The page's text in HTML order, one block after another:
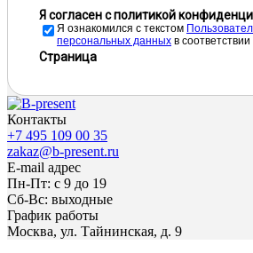
Я согласен с политикой
Я ознакомился с текстом
персональных данных в соответствии
Страница
Контакты
+7 495 109 00 35
zakaz@b-present.ru
E-mail адрес
Пн-Пт: с 9 до 19
Сб-Вс: выходные
График работы
Москва, ул. Тайнинская, д. 9